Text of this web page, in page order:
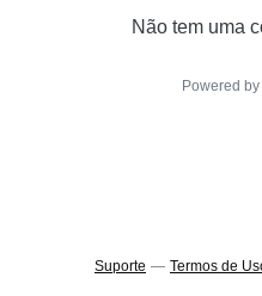
Não tem uma
Powered by
Suporte — Termos de